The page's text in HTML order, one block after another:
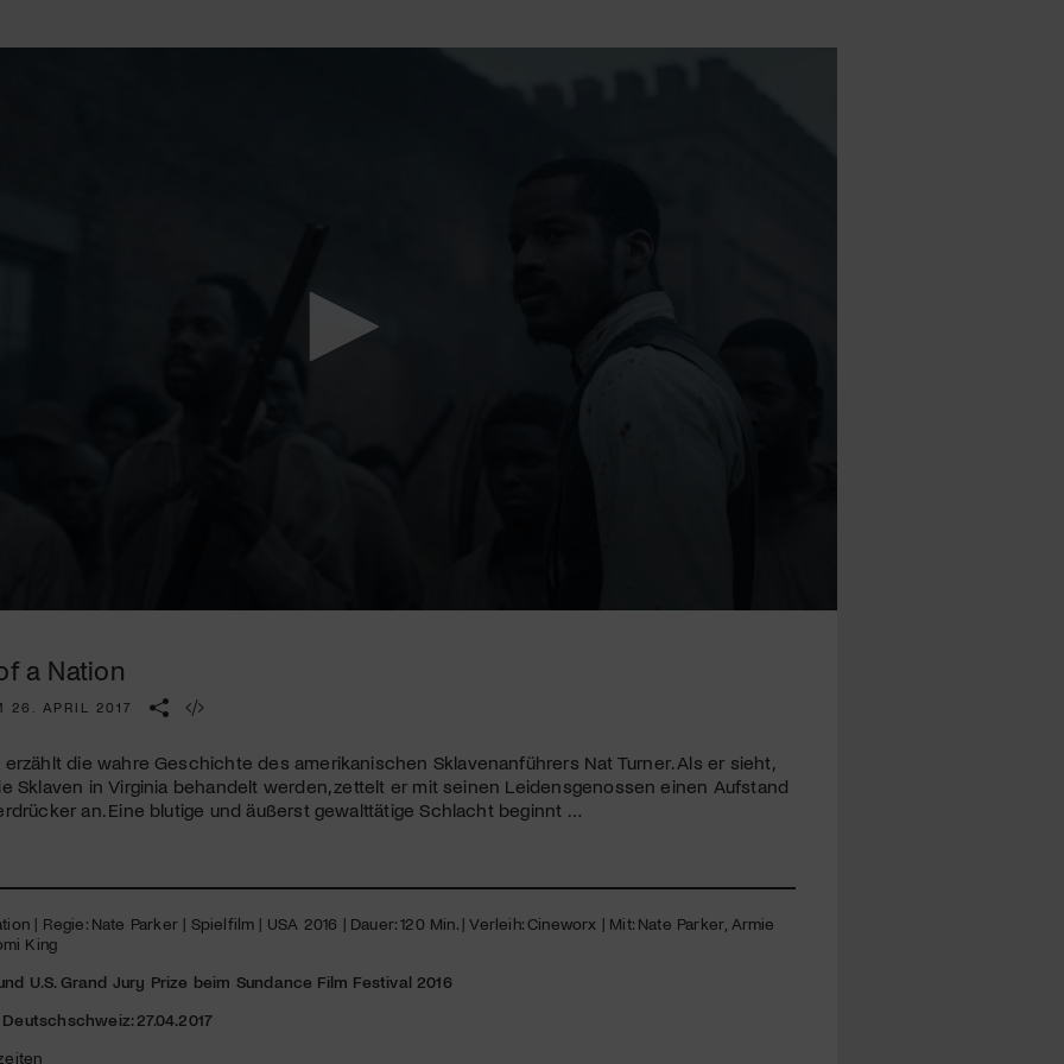
a Nation
26. APRIL 2017
erzählt die wahre Geschichte des amerikanischen Sklavenanführers Nat Turner. Als er sieht,
Sklaven in Virginia behandelt werden, zettelt er mit seinen Leidensgenossen einen Aufstand
an. Eine blutige und äußerst gewalttätige Schlacht beginnt …
| Regie: Nate Parker | Spielfilm | USA 2016 | Dauer: 120 Min. | Verleih: Cineworx | Mit: Nate Parker, Armie
King
U.S. Grand Jury Prize beim Sundance Film Festival 2016
27.04.2017
diversen Kulturevents.
Jetzt Mitglied werden